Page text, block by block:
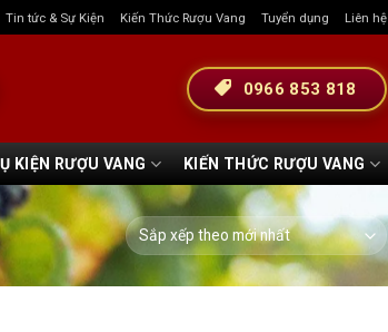
Tin tức & Sự Kiện Kiến Thức Rượu Vang Tuyển dụng Liên hệ
0966 853 818
KIỆN RƯỢU VANG KIẾN THỨC RƯỢU VANG